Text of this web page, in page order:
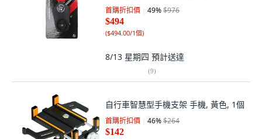
首購折扣價 49%$976
$494
($494.00/1個)
8/13 星期四 預計送達
(9)
自行車智慧型手機支架 手機, 黃色, 1個
首購折扣價 46%$264
$142